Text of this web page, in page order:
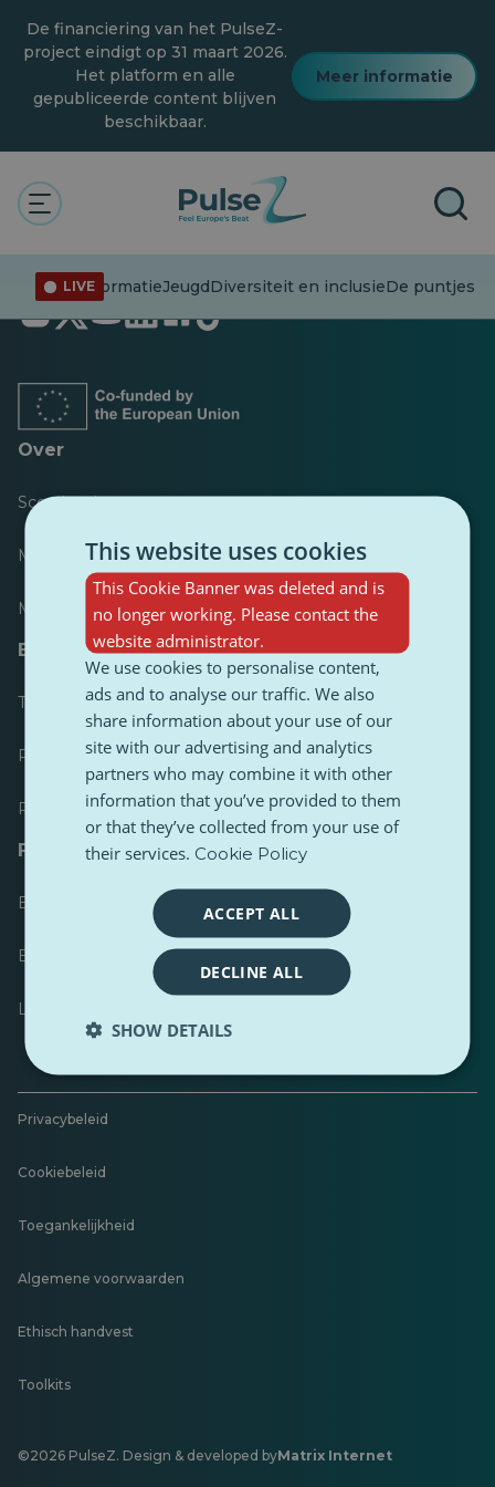
naar
hoofdinhoud
De financiering van het PulseZ-
project eindigt op 31 maart 2026.
Het platform en alle
gepubliceerde content blijven
beschikbaar.
Meer informatie
LIVE
DesinformatieJeugdDiversiteit en inclusieDe puntjes
Opent
in
tabblad
Opent
in
tabblad
Opent
in
tabblad
in
tabblad
in
tabblad
in
Over
Scorebord
Meest gepubliceerd
Meest gevolgd
Bronnen voor journalisten
Toolkits
PulseZ Content Stijlgids
PulseZ Richtlijn voor bijdragen
FAQs
Een verzoek indienen
Een probleem melden
Laat feedback achter
Privacybeleid
Cookiebeleid
Toegankelijkheid
Algemene voorwaarden
Ethisch handvest
Toolkits
©2026 PulseZ. Design & developed byMatrix Internet
Opent
This website uses cookies
This Cookie Banner was deleted and is
no longer working. Please contact the
website administrator.
We use cookies to personalise content,
ads and to analyse our traffic. We also
share information about your use of our
site with our advertising and analytics
partners who may combine it with other
information that you’ve provided to them
or that they’ve collected from your use of
their services. Cookie Policy
ACCEPT ALL
DECLINE ALL
SHOW DETAILS